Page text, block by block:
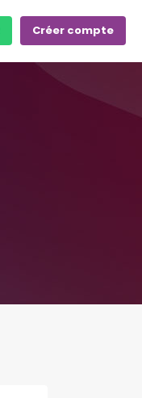
Créer compte